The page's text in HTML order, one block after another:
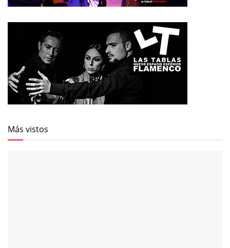
Más vistos